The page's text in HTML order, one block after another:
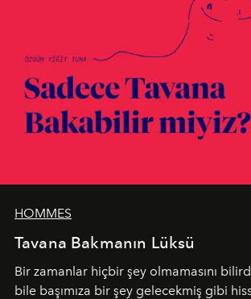
HOMMES
Tavana Bakmanın Lüksü
Bir zamanlar hiçbir şey olmamasını
bile başımıza bir şey gelecekmiş gibi